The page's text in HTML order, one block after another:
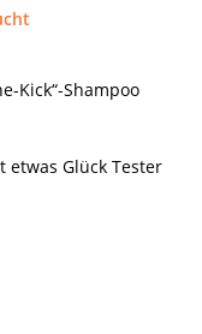
Kick“-Shampoo
Glück Tester